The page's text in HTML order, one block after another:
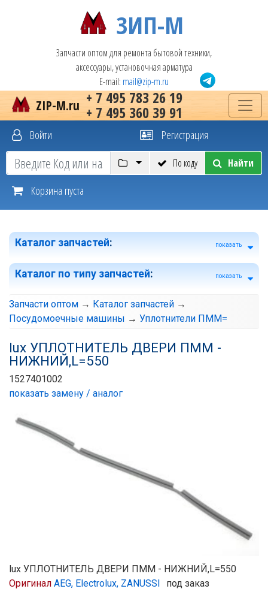
ЗИП-М
Запчасти оптом для ремонта бытовой техники,
аксессуары, установочная арматура
E-mail: mail@zip-m.ru
+ 7 495 783 26 19
+ 7 495 360 39 91
ZIP-M.ru
Войти Регистрация
По коду Найти
Корзина пуста
Каталог запчастей: показать
Каталог по типу запчастей: показать
Запчасти оптом → Каталог запчастей →
Посудомоечные машины → Уплотнители ПММ=
lux УПЛОТНИТЕЛЬ ДВЕРИ ПММ -
НИЖНИЙ,L=550
1527401002
показать замену / аналог
lux УПЛОТНИТЕЛЬ ДВЕРИ ПММ - НИЖНИЙ,L=550
Оригинал AEG, Electrolux, ZANUSSI под заказ